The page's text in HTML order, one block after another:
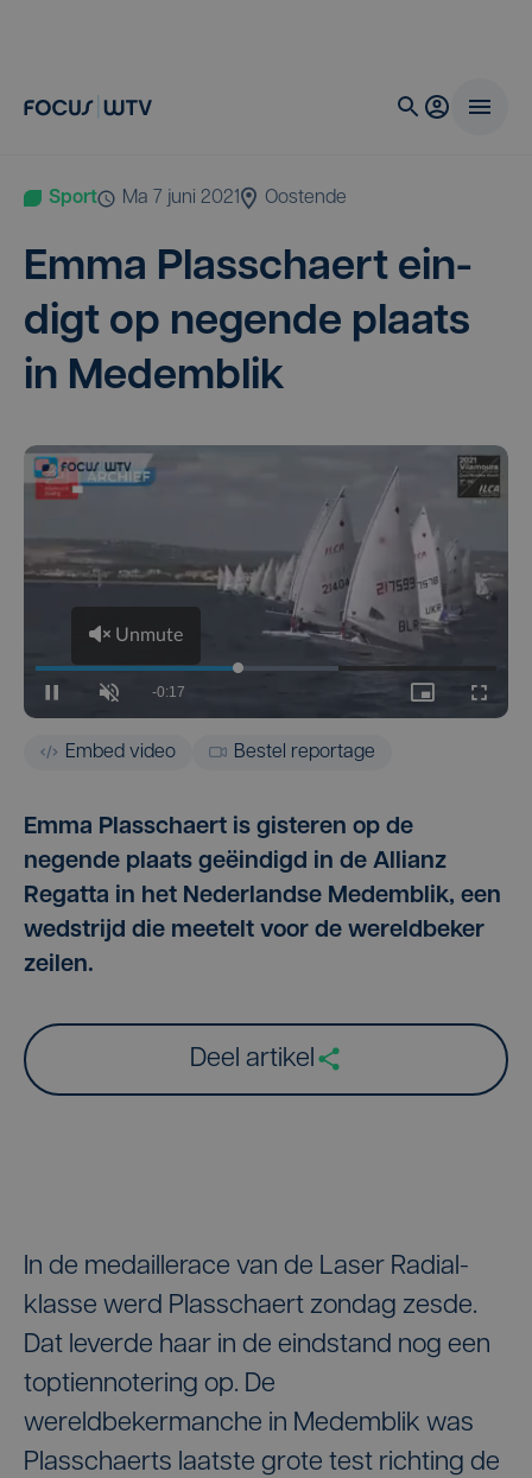
Sport ma 7 juni 2021 Oostende
Emma Plas­schaert ein­
digt op negen­de plaats
in Medemblik
Embed video Bestel reportage
Emma Plasschaert is gisteren op de
negende plaats geëindigd in de Allianz
Regatta in het Nederlandse Medemblik, een
wedstrijd die meetelt voor de wereldbeker
zeilen.
Deel artikel
In de medaillerace van de Laser Radial-
klasse werd Plasschaert zondag zesde.
Dat leverde haar in de eindstand nog een
toptiennotering op. De
wereldbekermanche in Medemblik was
Plasschaerts laatste grote test richting de